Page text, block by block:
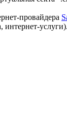
провайдера
интернет-услуги).